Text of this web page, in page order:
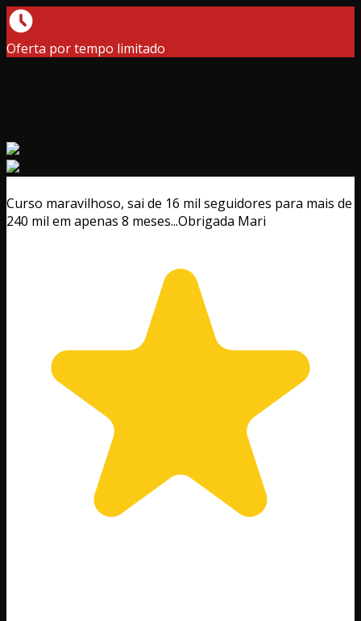
Oferta por tempo limitado
Curso maravilhoso, sai de 16 mil seguidores para mais de
240 mil em apenas 8 meses...Obrigada Mari